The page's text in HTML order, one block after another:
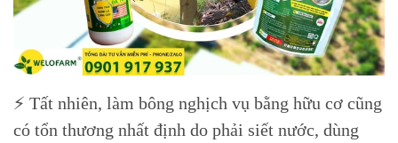
⚡ Tất nhiên, làm bông nghịch vụ bằng hữu cơ cũng
có tổn thương nhất định do phải siết nước, dùng